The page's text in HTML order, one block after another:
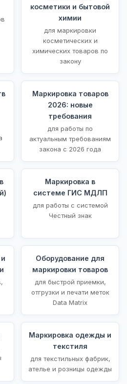
косметики и бытовой
химии
для маркировки
косметических и
химических товаров по
закону
Маркировка товаров
2026: новые
требования
для работы по
актуальным требованиям
закона с 2026 года
Маркировка в
системе ГИС МДЛП
для работы с системой
Честный знак
Оборудование для
маркировки товаров
для быстрой приемки,
отгрузки и печати меток
Data Matrix
Маркировка одежды и
текстиля
для текстильных фабрик,
ателье и розницы одежды